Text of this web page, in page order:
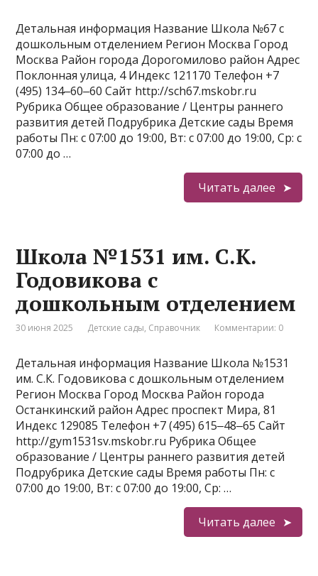
Детальная информация Название Школа №67 с
дошкольным отделением Регион Москва Город
Москва Район города Дорогомилово район Адрес
Поклонная улица, 4 Индекс 121170 Телефон +7
(495) 134‒60‒60 Сайт http://sch67.mskobr.ru
Рубрика Общее образование / Центры раннего
развития детей Подрубрика Детские сады Время
работы Пн: с 07:00 до 19:00, Вт: с 07:00 до 19:00, Ср: с
07:00 до …
Читать далее
Школа №1531 им. С.К.
Годовикова с
дошкольным отделением
30 июня 2025 Детские сады, Справочник Комментарии: 0
Детальная информация Название Школа №1531
им. С.К. Годовикова с дошкольным отделением
Регион Москва Город Москва Район города
Останкинский район Адрес проспект Мира, 81
Индекс 129085 Телефон +7 (495) 615‒48‒65 Сайт
http://gym1531sv.mskobr.ru Рубрика Общее
образование / Центры раннего развития детей
Подрубрика Детские сады Время работы Пн: с
07:00 до 19:00, Вт: с 07:00 до 19:00, Ср: …
Читать далее